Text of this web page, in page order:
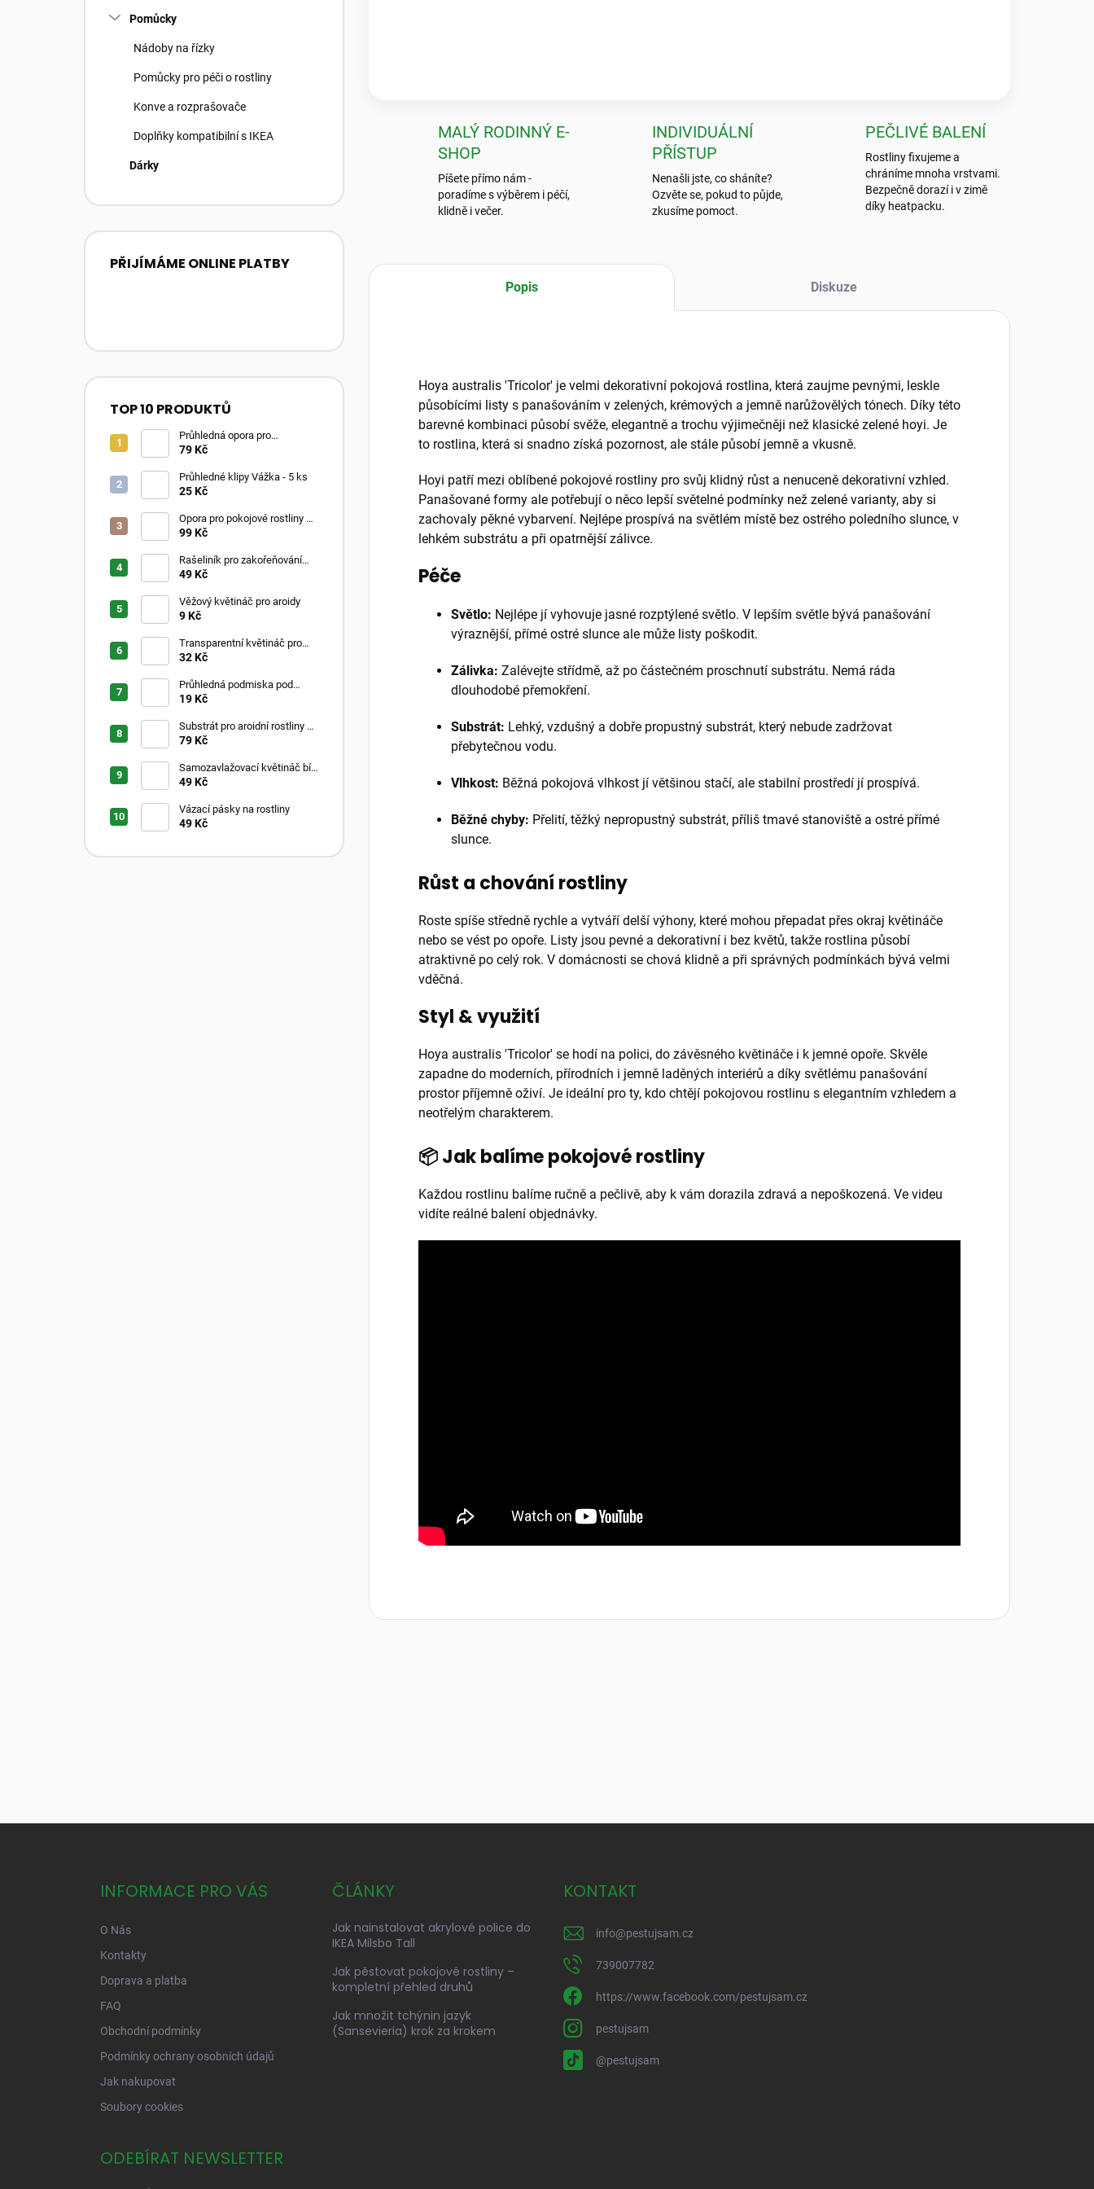
Pomůcky
Nádoby na řízky
Pomůcky pro péči o rostliny
Konve a rozprašovače
Doplňky kompatibilní s IKEA
Dárky
PŘIJÍMÁME ONLINE PLATBY
TOP 10 PRODUKTŮ
Průhledná opora pro
pokojovky ve tvaru oblouku
79 Kč
Průhledné klipy Vážka - 5 ks
25 Kč
Opora pro pokojové rostliny –
Moss Poles Classic
99 Kč
Rašeliník pro zakořeňování
řízků
49 Kč
Věžový květináč pro aroidy
9 Kč
Transparentní květináč pro
aroidy
32 Kč
Průhledná podmiska pod
květináč
19 Kč
Substrát pro aroidní rostliny –
Aroid Mix
79 Kč
Samozavlažovací květináč bílý
s průhledným vnitřkem
49 Kč
Vázací pásky na rostliny
49 Kč
MALÝ RODINNÝ E-
SHOP
Píšete přímo nám -
poradíme s výběrem i péčí,
klidně i večer.
INDIVIDUÁLNÍ
PŘÍSTUP
Nenašli jste, co sháníte?
Ozvěte se, pokud to půjde,
zkusíme pomoct.
PEČLIVÉ BALENÍ
Rostliny fixujeme a
chráníme mnoha vrstvami.
Bezpečně dorazí i v zimě
díky heatpacku.
Popis Diskuze
Hoya australis 'Tricolor' je velmi dekorativní pokojová rostlina, která zaujme pevnými, leskle
působícími listy s panašováním v zelených, krémových a jemně narůžovělých tónech. Díky této
barevné kombinaci působí svěže, elegantně a trochu výjimečněji než klasické zelené hoyi. Je
to rostlina, která si snadno získá pozornost, ale stále působí jemně a vkusně.
Hoyi patří mezi oblíbené pokojové rostliny pro svůj klidný růst a nenuceně dekorativní vzhled.
Panašované formy ale potřebují o něco lepší světelné podmínky než zelené varianty, aby si
zachovaly pěkné vybarvení. Nejlépe prospívá na světlém místě bez ostrého poledního slunce, v
lehkém substrátu a při opatrnější zálivce.
Péče
Světlo: Nejlépe jí vyhovuje jasné rozptýlené světlo. V lepším světle bývá panašování
výraznější, přímé ostré slunce ale může listy poškodit.
Zálivka: Zalévejte střídmě, až po částečném proschnutí substrátu. Nemá ráda
dlouhodobé přemokření.
Substrát: Lehký, vzdušný a dobře propustný substrát, který nebude zadržovat
přebytečnou vodu.
Vlhkost: Běžná pokojová vlhkost jí většinou stačí, ale stabilní prostředí jí prospívá.
Běžné chyby: Přelití, těžký nepropustný substrát, příliš tmavé stanoviště a ostré přímé
slunce.
Růst a chování rostliny
Roste spíše středně rychle a vytváří delší výhony, které mohou přepadat přes okraj květináče
nebo se vést po opoře. Listy jsou pevné a dekorativní i bez květů, takže rostlina působí
atraktivně po celý rok. V domácnosti se chová klidně a při správných podmínkách bývá velmi
vděčná.
Styl & využití
Hoya australis 'Tricolor' se hodí na polici, do závěsného květináče i k jemné opoře. Skvěle
zapadne do moderních, přírodních i jemně laděných interiérů a díky světlému panašování
prostor příjemně oživí. Je ideální pro ty, kdo chtějí pokojovou rostlinu s elegantním vzhledem a
neotřelým charakterem.
📦 Jak balíme pokojové rostliny
Každou rostlinu balíme ručně a pečlivě, aby k vám dorazila zdravá a nepoškozená. Ve videu
vidíte reálné balení objednávky.
Z
INFORMACE PRO VÁS
O Nás
Kontakty
Doprava a platba
FAQ
Obchodní podmínky
Podmínky ochrany osobních údajů
Jak nakupovat
Soubory cookies
ČLÁNKY
Jak nainstalovat akrylové police do
IKEA Milsbo Tall
Jak pěstovat pokojové rostliny –
kompletní přehled druhů
Jak množit tchýnin jazyk
(Sansevieria) krok za krokem
KONTAKT
info@pestujsam.cz
739007782
https://www.facebook.com/pestujsam.cz
pestujsam
@pestujsam
ODEBÍRAT NEWSLETTER